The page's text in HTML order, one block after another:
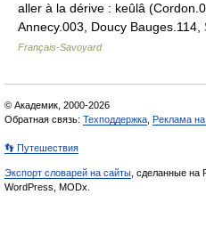
aller à la dérive : keûlâ
Annecy.003, Doucy
Français-Savoyard
© Академик, 2000-2026
Обратная связь: Техподдержка Реклама
👣 Путешествия
Экспорт словарей на сайты , сделанные на
WordPress, MODx.